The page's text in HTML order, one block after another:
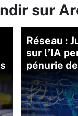
sur
Réseau :
sur l’IA
pénurie